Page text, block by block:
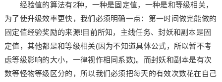
经验值的算法有2种，一种是固定值，一种是和等级相关，
为了使升级效率更快，我们必须明确一点：第一时间做完能做的
固定值经验奖励的来源!目前所知，主线任务、封妖和副本是固
定值，其他都是和等级相关(因为不知道具体公式，所以暂不考
虑等级影响的大小，一律视作相同系数)。而封妖和副本是有次
数等怪物等级区分的，所以我们必须把每天的有效次数花在自己